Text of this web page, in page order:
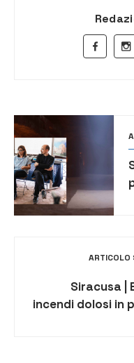
ARTICOLO
Siracusa |
incendi dolosi in